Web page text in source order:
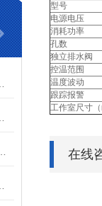
型号
电源电压
消耗功率
孔数
独立排水阀
控温范围
温度波动
跟踪报警
工作室尺寸（
在线